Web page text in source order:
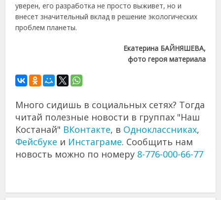
уверен, его разработка не просто выживет, но и
внесет значительный вклад в решение экологических
проблем планеты.
Екатерина БАЙНЯШЕВА,
фото героя материала
Много сидишь в социальных сетях? Тогда
читай полезные новости в группах "Наш
Костанай" ВКонтакте, в Одноклассниках,
Фейсбуке и Инстаграме. Сообщить нам
новость можно по номеру 8-776-000-66-77